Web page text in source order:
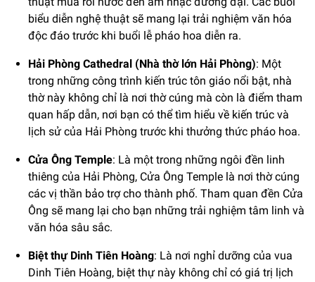
biểu diễn nghệ thuật sẽ mang lại trải nghiệm văn hóa
độc đáo trước khi buổi lễ pháo hoa diễn ra.
Hải Phòng Cathedral (Nhà thờ lớn Hải Phòng): Một
trong những công trình kiến trúc tôn giáo nổi bật, nhà
thờ này không chỉ là nơi thờ cúng mà còn là điểm tham
quan hấp dẫn, nơi bạn có thể tìm hiểu về kiến trúc và
lịch sử của Hải Phòng trước khi thưởng thức pháo hoa.
Cửa Ông Temple: Là một trong những ngôi đền linh
thiêng của Hải Phòng, Cửa Ông Temple là nơi thờ cúng
các vị thần bảo trợ cho thành phố. Tham quan đền Cửa
Ông sẽ mang lại cho bạn những trải nghiệm tâm linh và
văn hóa sâu sắc.
Biệt thự Dinh Tiên Hoàng: Là nơi nghỉ dưỡng của vua
Dinh Tiên Hoàng, biệt thự này không chỉ có giá trị lịch